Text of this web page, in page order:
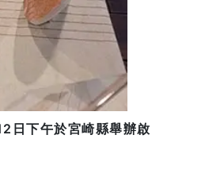
日下午於宮崎縣舉辦啟